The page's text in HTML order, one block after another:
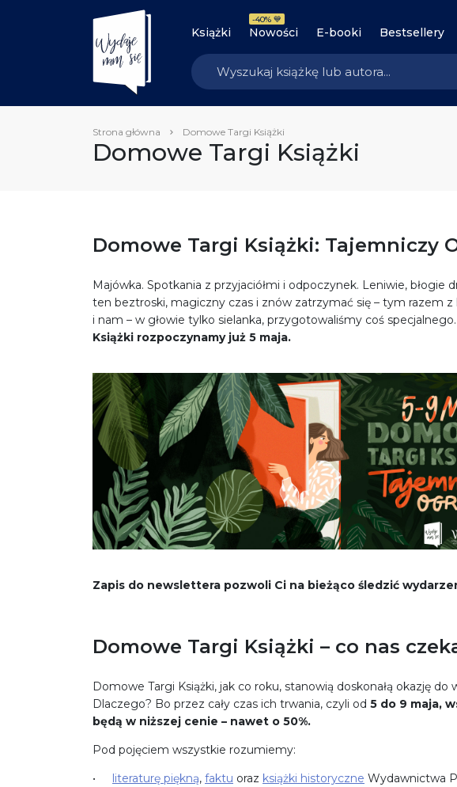
Książki Nowości
-40% 💙
E-booki Bestsellery
Strona główna Domowe Targi Książki
Domowe Targi Książki
Domowe Targi Książki: Tajemniczy
Majówka. Spotkania z przyjaciółmi i odpoczynek. Leniwie, błogie
ten beztroski, magiczny czas i znów zatrzymać się – tym razem
i nam – w głowie tylko sielanka, przygotowaliśmy coś specjalnego.
Książki rozpoczynamy już 5 maja.
Zapis do newslettera pozwoli Ci na bieżąco śledzić
Domowe Targi Książki – co nas
Domowe Targi Książki, jak co roku, stanowią doskonałą okazję
Dlaczego? Bo przez cały czas ich trwania, czyli od 5 do 9 maja,
będą w niższej cenie – nawet o 50%.
Pod pojęciem wszystkie rozumiemy:
literaturę piękną, faktu oraz książki historyczne Wydawnictwa